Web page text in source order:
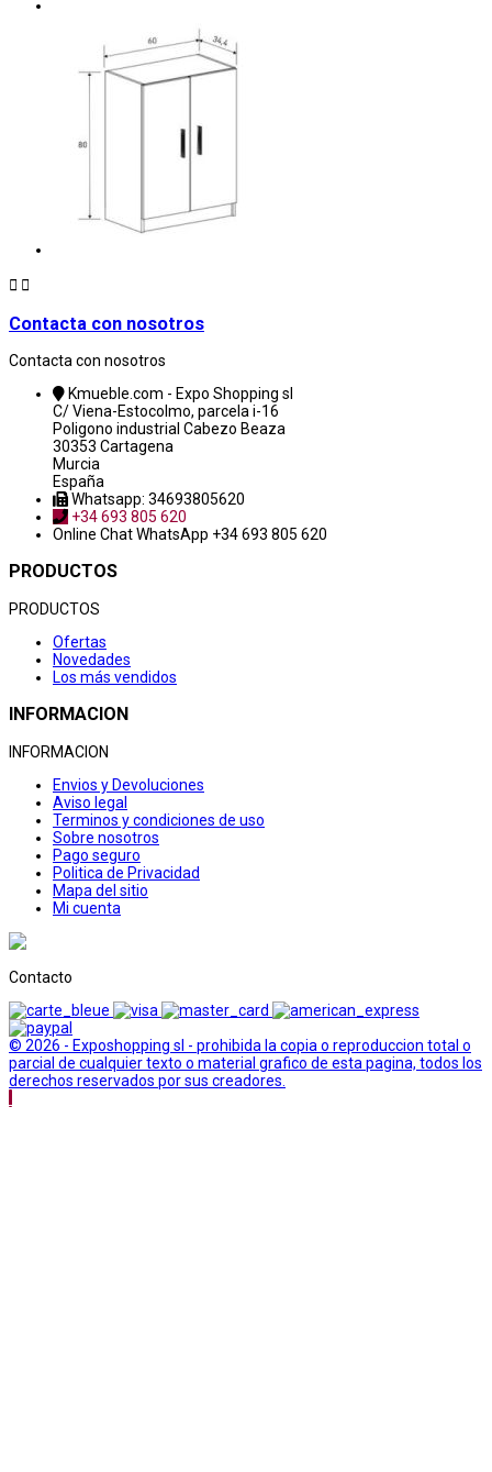
 
Contacta con nosotros
Contacta con nosotros
Kmueble.com - Expo Shopping sl
C/ Viena-Estocolmo, parcela i-16
Poligono industrial Cabezo Beaza
30353 Cartagena
Murcia
España
Whatsapp: 34693805620
+34 693 805 620
Online ChatWhatsApp +34 693 805 620
PRODUCTOS
PRODUCTOS
Ofertas
Novedades
Los más vendidos
INFORMACION
INFORMACION
Envios y Devoluciones
Aviso legal
Terminos y condiciones de uso
Sobre nosotros
Pago seguro
Politica de Privacidad
Mapa del sitio
Mi cuenta
Contacto
© 2026 - Exposhopping sl - prohibida la copia o reproduccion total o
parcial de cualquier texto o material grafico de esta pagina, todos los
derechos reservados por sus creadores.